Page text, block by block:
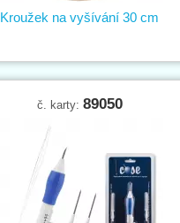
Kroužek na vyšívání 30 cm
č. karty: 89050